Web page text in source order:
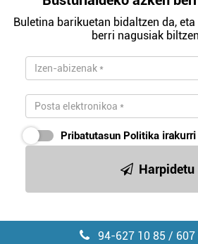
Buletina barikuetan bidaltzen da,
berri nagusiak
Pribatutasun Politika
Harpidetu
94-627 10 85 / 607